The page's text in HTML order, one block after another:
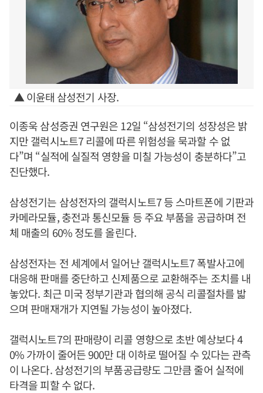
▲ 이윤태 삼성전기 사장.
이종욱 삼성증권 연구원은 12일 “삼성전기의 성장성은 밝
지만 갤럭시노트7 리콜에 따른 위험성을 묵과할 수 없
다”며 “실적에 실질적 영향을 미칠 가능성이 충분하다”고
진단했다.
삼성전기는 삼성전자의 갤럭시노트7 등 스마트폰에 기판과
카메라모듈, 충전과 통신모듈 등 주요 부품을 공급하며 전
체 매출의 60% 정도를 올린다.
삼성전자는 전 세계에서 일어난 갤럭시노트7 폭발사고에
대응해 판매를 중단하고 신제품으로 교환해주는 조치를 내
놓았다. 최근 미국 정부기관과 협의해 공식 리콜절차를 밟
으며 판매재개가 지연될 가능성이 높아졌다.
갤럭시노트7의 판매량이 리콜 영향으로 초반 예상보다 4
0% 가까이 줄어든 900만 대 이하로 떨어질 수 있다는 관측
이 나온다. 삼성전기의 부품공급량도 그만큼 줄어 실적에
타격을 피할 수 없다.